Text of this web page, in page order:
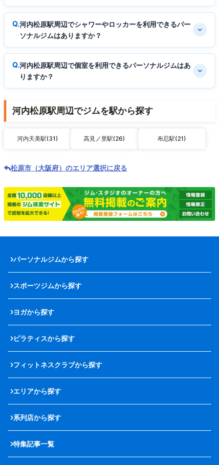
河内松原駅周辺でシャワーやロッカーを利用できるパー
ソナルジムはありますか？
河内松原駅周辺で個室を利用できるパーソナルジムはあ
りますか？
河内松原駅周辺でジムを駅から探す
河内天美駅(31) 高見ノ里駅(26) 布忍駅(21)
松原市（大阪府）のエリア選択に戻る
パーソナルジムから探す
スポーツジムから探す
ヨガから探す
ピラティスから探す
フィットネスクラブから探す
エリアから探す
系列店から探す
特集記事一覧